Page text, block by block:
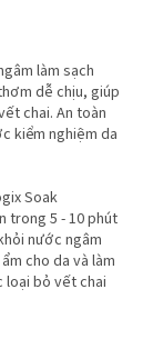
làm sạch
dễ chịu, giúp
chai. An toàn
kiểm nghiệm da
Soak
trong 5 - 10 phút
nước ngâm
cho da và làm
loại bỏ vết chai